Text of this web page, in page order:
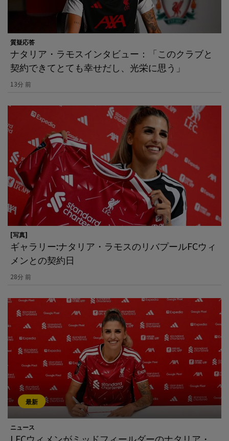
質疑応答
ナタリア・ラモスインタビュー：「このクラブと
契約できてとても幸せだし、光栄に思う」
13分 前
[写真]
ギャラリー:ナタリア・ラモスのリバプールFCウィ
メンとの契約日
28分 前
最新
ニュース